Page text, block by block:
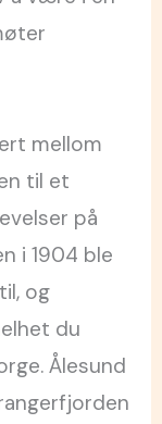
mellom
til et
på
i 1904 ble
og
du
Ålesund